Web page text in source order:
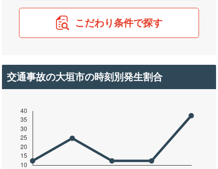
こだわり条件で探す
交通事故の大垣市の時刻別発生割合